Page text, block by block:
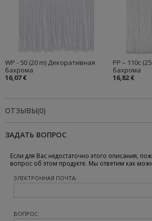
WP - 50 (20 m) Декоративная
бахрома
16,07 €
PP – 110c
бахрома
16,82 €
ОТЗЫВЫ(0)
ЗАДАТЬ ВОПРОС
Если для Вас недостаточно этого описания,
вопрос об этом продукте. Мы ответим как
ЭЛЕКТРОННАЯ ПОЧТА:
ВОПРОС: